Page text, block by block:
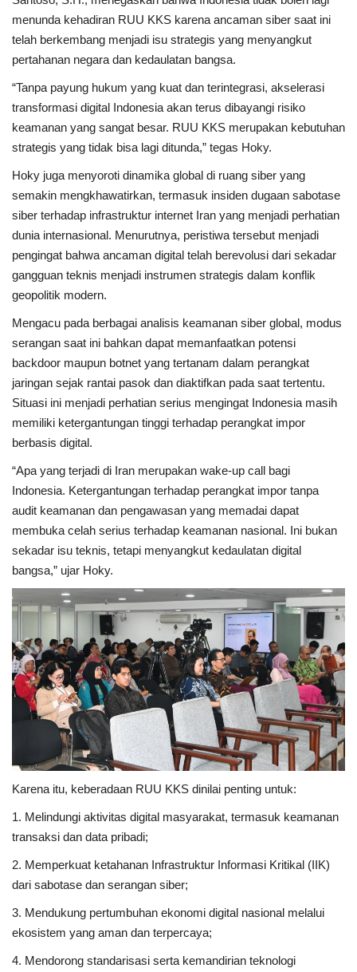
menunda kehadiran RUU KKS karena ancaman siber saat ini
telah berkembang menjadi isu strategis yang menyangkut
pertahanan negara dan kedaulatan bangsa.
“Tanpa payung hukum yang kuat dan terintegrasi, akselerasi
transformasi digital Indonesia akan terus dibayangi risiko
keamanan yang sangat besar. RUU KKS merupakan kebutuhan
strategis yang tidak bisa lagi ditunda,” tegas Hoky.
Hoky juga menyoroti dinamika global di ruang siber yang
semakin mengkhawatirkan, termasuk insiden dugaan sabotase
siber terhadap infrastruktur internet Iran yang menjadi perhatian
dunia internasional. Menurutnya, peristiwa tersebut menjadi
pengingat bahwa ancaman digital telah berevolusi dari sekadar
gangguan teknis menjadi instrumen strategis dalam konflik
geopolitik modern.
Mengacu pada berbagai analisis keamanan siber global, modus
serangan saat ini bahkan dapat memanfaatkan potensi
backdoor maupun botnet yang tertanam dalam perangkat
jaringan sejak rantai pasok dan diaktifkan pada saat tertentu.
Situasi ini menjadi perhatian serius mengingat Indonesia masih
memiliki ketergantungan tinggi terhadap perangkat impor
berbasis digital.
“Apa yang terjadi di Iran merupakan wake-up call bagi
Indonesia. Ketergantungan terhadap perangkat impor tanpa
audit keamanan dan pengawasan yang memadai dapat
membuka celah serius terhadap keamanan nasional. Ini bukan
sekadar isu teknis, tetapi menyangkut kedaulatan digital
bangsa,” ujar Hoky.
Karena itu, keberadaan RUU KKS dinilai penting untuk:
1. Melindungi aktivitas digital masyarakat, termasuk keamanan
transaksi dan data pribadi;
2. Memperkuat ketahanan Infrastruktur Informasi Kritikal (IIK)
dari sabotase dan serangan siber;
3. Mendukung pertumbuhan ekonomi digital nasional melalui
ekosistem yang aman dan terpercaya;
4. Mendorong standarisasi serta kemandirian teknologi